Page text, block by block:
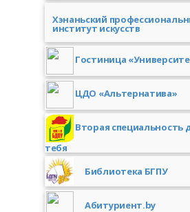
Хэнаньский
институт искусств
Гостиница
ЦДО «Альтернатива»
Вторая специальность
тебя
Библиотека БГПУ
Абитуриент.by